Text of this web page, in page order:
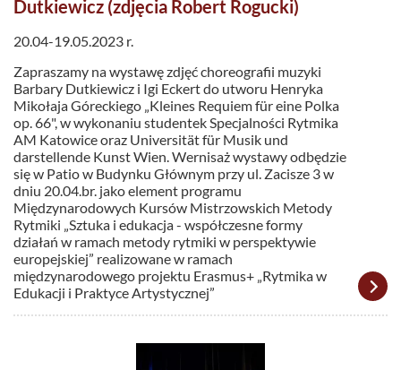
Dutkiewicz (zdjęcia Robert Rogucki)
20.04-19.05.2023 r.
Zapraszamy na wystawę zdjęć choreografii muzyki
Barbary Dutkiewicz i Igi Eckert do utworu Henryka
Mikołaja Góreckiego „Kleines Requiem für eine Polka
op. 66", w wykonaniu studentek Specjalności Rytmika
AM Katowice oraz Universität für Musik und
darstellende Kunst Wien. Wernisaż wystawy odbędzie
się w Patio w Budynku Głównym przy ul. Zacisze 3 w
dniu 20.04.br. jako element programu
Międzynarodowych Kursów Mistrzowskich Metody
Rytmiki „Sztuka i edukacja - współczesne formy
działań w ramach metody rytmiki w perspektywie
europejskiej” realizowane w ramach
międzynarodowego projektu Erasmus+ „Rytmika w
Edukacji i Praktyce Artystycznej”